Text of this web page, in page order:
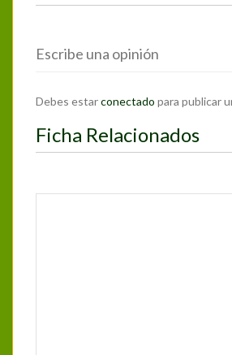
Escribe una opinión
Debes estarconectado para publicar
Ficha Relacionados